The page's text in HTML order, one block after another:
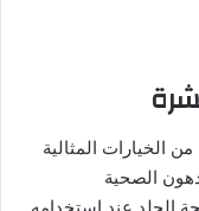
الخيارات المثالية
الصحية
الجلد عند استخدامه